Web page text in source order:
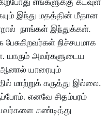
இந்து மதத்தின் மீதான
நாங்கள் இந்துக்கள்.
நிச்சயமாக
யாரும் அவர்களுடைய
யாரையும்
மாற்றுக் கருத்து இல்லை.
எனவே சிதம்பரம்
கண்டித்து